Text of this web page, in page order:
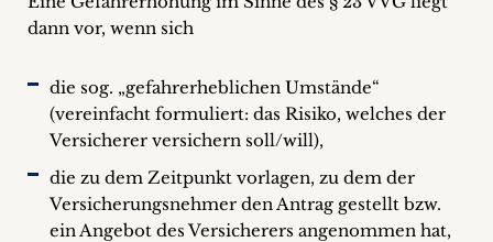
dann vor, wenn sich
die sog. „gefahrerheblichen Umstände“
(vereinfacht formuliert: das Risiko, welches der
Versicherer versichern soll/will),
die zu dem Zeitpunkt vorlagen, zu dem der
Versicherungsnehmer den Antrag gestellt bzw.
ein Angebot des Versicherers angenommen hat,